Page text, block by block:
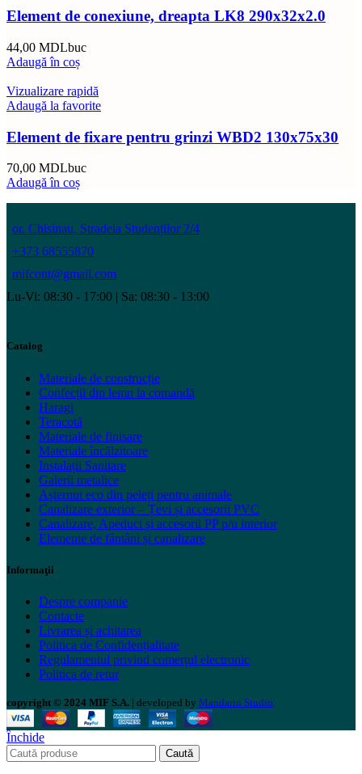
Element de conexiune, dreapta LK8 290x32x2.0
44,00 MDLbuc
Adaugă în coș
Vizualizare rapidă
Adaugă la favorite
Element de fixare pentru grinzi WBD2 130x75x30
70,00 MDLbuc
Adaugă în coș
or. Chisinau, Stradela Studenților 2/4
+373 68555870
mifcont@gmail.com
Lu-Vi: 08:30 - 17:00 | Sa: 08:30 - 13:00
Catalog
Materiale de construcție
Confecții din lemn la comandă
Haragi
Teracotă
Materiale de finisare
Materiale încălzitoare
Instalații Sanitare
Galerii metalice
Așternut eco din peleți pentru animale
Canalizare exterior – Țevi și accesorii PVC
Canalizare, Apeduct și accesorii PP p/u interior
Elemente de fântâni și canalizare
Informaţii
Despre companie
Contacte
Livrarea și achitarea
Politica de Confidențialitate
Regulamentul privind comerțul electronic
Politica de retur
copyright © 2024 MIF S.A. | developed by Mandarin Studio.
Închide
Caută